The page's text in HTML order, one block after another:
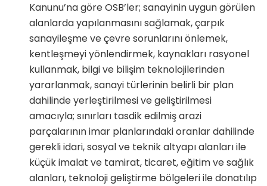
Kanunu’na göre OSB’ler; sanayinin uygun görülen
alanlarda yapılanmasını sağlamak, çarpık
sanayileşme ve çevre sorunlarını önlemek,
kentleşmeyi yönlendirmek, kaynakları rasyonel
kullanmak, bilgi ve bilişim teknolojilerinden
yararlanmak, sanayi türlerinin belirli bir plan
dahilinde yerleştirilmesi ve geliştirilmesi
amacıyla; sınırları tasdik edilmiş arazi
parçalarının imar planlarındaki oranlar dahilinde
gerekli idari, sosyal ve teknik altyapı alanları ile
küçük imalat ve tamirat, ticaret, eğitim ve sağlık
alanları, teknoloji geliştirme bölgeleri ile donatılıp